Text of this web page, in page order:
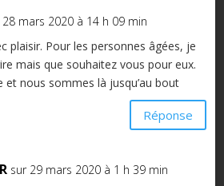
28 mars 2020 à 14 h 09 min
plaisir. Pour les personnes âgées, je
mais que souhaitez vous pour eux.
et nous sommes là jusqu’au bout
Réponse
sur 29 mars 2020 à 1 h 39 min